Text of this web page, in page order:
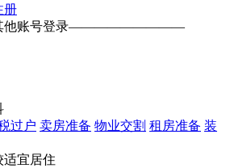
册
他账号登录—————————
过户 卖房准备 物业交割 租房准备 装
适宜居住